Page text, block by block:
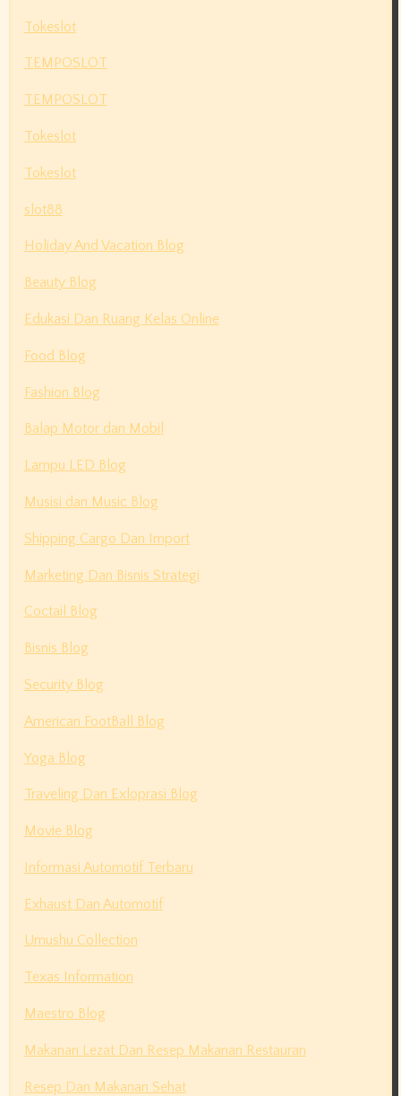
Tokeslot
TEMPOSLOT
TEMPOSLOT
Tokeslot
Tokeslot
slot88
Holiday And Vacation Blog
Beauty Blog
Edukasi Dan Ruang Kelas Online
Food Blog
Fashion Blog
Balap Motor dan Mobil
Lampu LED Blog
Musisi dan Music Blog
Shipping Cargo Dan Import
Marketing Dan Bisnis Strategi
Coctail Blog
Bisnis Blog
Security Blog
American FootBall Blog
Yoga Blog
Traveling Dan Exloprasi Blog
Movie Blog
Informasi Automotif Terbaru
Exhaust Dan Automotif
Umushu Collection
Texas Information
Maestro Blog
Makanan Lezat Dan Resep Makanan Restauran
Resep Dan Makanan Sehat